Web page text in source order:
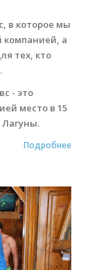
, в которое мы
компанией, а
тех, кто
- это
место в 15
Подробнее